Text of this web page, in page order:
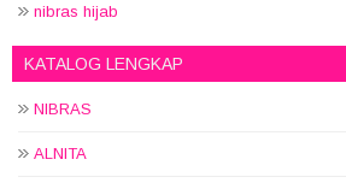
nibras hijab
KATALOG LENGKAP
NIBRAS
ALNITA